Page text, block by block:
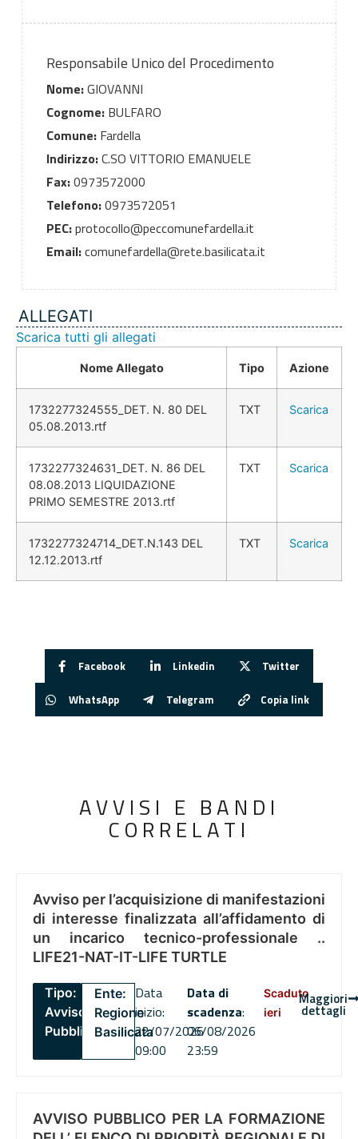
Responsabile Unico del Procedimento
Nome:GIOVANNI
Cognome:BULFARO
Comune:Fardella
Indirizzo:C.SO VITTORIO EMANUELE
Fax:0973572000
Telefono:0973572051
PEC:protocollo@peccomunefardella.it
Email:comunefardella@rete.basilicata.it
ALLEGATI
Scarica tutti gli allegati
Nome Allegato Tipo Azione
1732277324555_DET. N. 80 DEL
05.08.2013.rtf
TXT Scarica
1732277324631_DET. N. 86 DEL
08.08.2013 LIQUIDAZIONE
PRIMO SEMESTRE 2013.rtf
TXT Scarica
1732277324714_DET.N.143 DEL
12.12.2013.rtf
TXT Scarica
Facebook Linkedin Twitter
WhatsApp Telegram Copia link
AVVISI E BANDI
CORRELATI
Avviso per l’acquisizione di manifestazioni
di interesse finalizzata all’affidamento di
un incarico tecnico-professionale ..
LIFE21-NAT-IT-LIFE TURTLE
Tipo:
Avviso
Pubblico
Ente:
Regione
Basilicata
Data
inizio:
22/07/2026
09:00
Data di
scadenza:
06/08/2026
23:59
Scaduto
ieri
Maggiori
dettagli
AVVISO PUBBLICO PER LA FORMAZIONE